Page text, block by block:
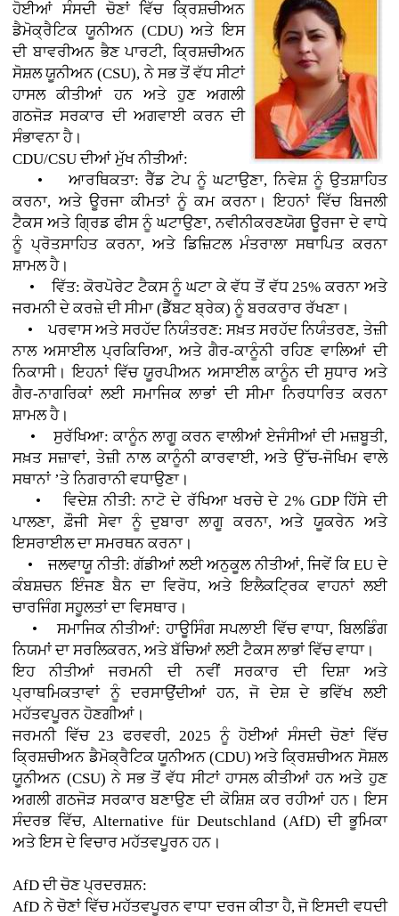
ਹੋਈਆਂ ਸੰਸਦੀ ਚੋਣਾਂ ਵਿੱਚ ਕ੍ਰਿਸ਼ਚੀਅਨ
ਡੈਮੋਕ੍ਰੈਟਿਕ ਯੂਨੀਅਨ (CDU) ਅਤੇ ਇਸ
ਦੀ ਬਾਵਰੀਅਨ ਭੈਣ ਪਾਰਟੀ, ਕ੍ਰਿਸ਼ਚੀਅਨ
ਸੋਸ਼ਲ ਯੂਨੀਅਨ (CSU), ਨੇ ਸਭ ਤੋਂ ਵੱਧ ਸੀਟਾਂ
ਹਾਸਲ ਕੀਤੀਆਂ ਹਨ ਅਤੇ ਹੁਣ ਅਗਲੀ
ਗਠਜੋੜ ਸਰਕਾਰ ਦੀ ਅਗਵਾਈ ਕਰਨ ਦੀ
ਸੰਭਾਵਨਾ ਹੈ।
CDU/CSU ਦੀਆਂ ਮੁੱਖ ਨੀਤੀਆਂ:
• ਆਰਥਿਕਤਾ: ਰੈੱਡ ਟੇਪ ਨੂੰ ਘਟਾਉਣਾ, ਨਿਵੇਸ਼ ਨੂੰ ਉਤਸ਼ਾਹਿਤ
ਕਰਨਾ, ਅਤੇ ਊਰਜਾ ਕੀਮਤਾਂ ਨੂੰ ਕਮ ਕਰਨਾ। ਇਹਨਾਂ ਵਿੱਚ ਬਿਜਲੀ
ਟੈਕਸ ਅਤੇ ਗ੍ਰਿਡ ਫੀਸ ਨੂੰ ਘਟਾਉਣਾ, ਨਵੀਨੀਕਰਣਯੋਗ ਊਰਜਾ ਦੇ ਵਾਧੇ
ਨੂੰ ਪ੍ਰੋਤਸਾਹਿਤ ਕਰਨਾ, ਅਤੇ ਡਿਜ਼ਿਟਲ ਮੰਤਰਾਲਾ ਸਥਾਪਿਤ ਕਰਨਾ
ਸ਼ਾਮਲ ਹੈ।
• ਵਿੱਤ: ਕੋਰਪੋਰੇਟ ਟੈਕਸ ਨੂੰ ਘਟਾ ਕੇ ਵੱਧ ਤੋਂ ਵੱਧ 25% ਕਰਨਾ ਅਤੇ
ਜਰਮਨੀ ਦੇ ਕਰਜ਼ੇ ਦੀ ਸੀਮਾ (ਡੈੱਬਟ ਬ੍ਰੇਕ) ਨੂੰ ਬਰਕਰਾਰ ਰੱਖਣਾ।
• ਪਰਵਾਸ ਅਤੇ ਸਰਹੱਦ ਨਿਯੰਤਰਣ: ਸਖ਼ਤ ਸਰਹੱਦ ਨਿਯੰਤਰਣ, ਤੇਜ਼ੀ
ਨਾਲ ਅਸਾਈਲ ਪ੍ਰਕਿਰਿਆ, ਅਤੇ ਗੈਰ-ਕਾਨੂੰਨੀ ਰਹਿਣ ਵਾਲਿਆਂ ਦੀ
ਨਿਕਾਸੀ। ਇਹਨਾਂ ਵਿੱਚ ਯੂਰਪੀਅਨ ਅਸਾਈਲ ਕਾਨੂੰਨ ਦੀ ਸੁਧਾਰ ਅਤੇ
ਗੈਰ-ਨਾਗਰਿਕਾਂ ਲਈ ਸਮਾਜਿਕ ਲਾਭਾਂ ਦੀ ਸੀਮਾ ਨਿਰਧਾਰਿਤ ਕਰਨਾ
ਸ਼ਾਮਲ ਹੈ।
• ਸੁਰੱਖਿਆ: ਕਾਨੂੰਨ ਲਾਗੂ ਕਰਨ ਵਾਲੀਆਂ ਏਜੰਸੀਆਂ ਦੀ ਮਜ਼ਬੂਤੀ,
ਸਖ਼ਤ ਸਜ਼ਾਵਾਂ, ਤੇਜ਼ੀ ਨਾਲ ਕਾਨੂੰਨੀ ਕਾਰਵਾਈ, ਅਤੇ ਉੱਚ-ਜੋਖਿਮ ਵਾਲੇ
ਸਥਾਨਾਂ ’ਤੇ ਨਿਗਰਾਨੀ ਵਧਾਉਣਾ।
• ਵਿਦੇਸ਼ ਨੀਤੀ: ਨਾਟੋ ਦੇ ਰੱਖਿਆ ਖਰਚੇ ਦੇ 2% GDP ਹਿੱਸੇ ਦੀ
ਪਾਲਣਾ, ਫ਼ੌਜੀ ਸੇਵਾ ਨੂੰ ਦੁਬਾਰਾ ਲਾਗੂ ਕਰਨਾ, ਅਤੇ ਯੂਕਰੇਨ ਅਤੇ
ਇਸਰਾਈਲ ਦਾ ਸਮਰਥਨ ਕਰਨਾ।
• ਜਲਵਾਯੂ ਨੀਤੀ: ਗੱਡੀਆਂ ਲਈ ਅਨੁਕੂਲ ਨੀਤੀਆਂ, ਜਿਵੇਂ ਕਿ EU ਦੇ
ਕੰਬਸ਼ਚਨ ਇੰਜਣ ਬੈਨ ਦਾ ਵਿਰੋਧ, ਅਤੇ ਇਲੈਕਟ੍ਰਿਕ ਵਾਹਨਾਂ ਲਈ
ਚਾਰਜਿੰਗ ਸਹੂਲਤਾਂ ਦਾ ਵਿਸਥਾਰ।
• ਸਮਾਜਿਕ ਨੀਤੀਆਂ: ਹਾਊਸਿੰਗ ਸਪਲਾਈ ਵਿੱਚ ਵਾਧਾ, ਬਿਲਡਿੰਗ
ਨਿਯਮਾਂ ਦਾ ਸਰਲਿਕਰਨ, ਅਤੇ ਬੱਚਿਆਂ ਲਈ ਟੈਕਸ ਲਾਭਾਂ ਵਿੱਚ ਵਾਧਾ।
ਇਹ ਨੀਤੀਆਂ ਜਰਮਨੀ ਦੀ ਨਵੀਂ ਸਰਕਾਰ ਦੀ ਦਿਸ਼ਾ ਅਤੇ
ਪ੍ਰਾਥਮਿਕਤਾਵਾਂ ਨੂੰ ਦਰਸਾਉਂਦੀਆਂ ਹਨ, ਜੋ ਦੇਸ਼ ਦੇ ਭਵਿੱਖ ਲਈ
ਮਹੱਤਵਪੂਰਨ ਹੋਣਗੀਆਂ।
ਜਰਮਨੀ ਵਿੱਚ 23 ਫਰਵਰੀ, 2025 ਨੂੰ ਹੋਈਆਂ ਸੰਸਦੀ ਚੋਣਾਂ ਵਿੱਚ
ਕ੍ਰਿਸ਼ਚੀਅਨ ਡੈਮੋਕ੍ਰੈਟਿਕ ਯੂਨੀਅਨ (CDU) ਅਤੇ ਕ੍ਰਿਸ਼ਚੀਅਨ ਸੋਸ਼ਲ
ਯੂਨੀਅਨ (CSU) ਨੇ ਸਭ ਤੋਂ ਵੱਧ ਸੀਟਾਂ ਹਾਸਲ ਕੀਤੀਆਂ ਹਨ ਅਤੇ ਹੁਣ
ਅਗਲੀ ਗਠਜੋੜ ਸਰਕਾਰ ਬਣਾਉਣ ਦੀ ਕੋਸ਼ਿਸ਼ ਕਰ ਰਹੀਆਂ ਹਨ। ਇਸ
ਸੰਦਰਭ ਵਿੱਚ, Alternative für Deutschland (AfD) ਦੀ ਭੂਮਿਕਾ
ਅਤੇ ਇਸ ਦੇ ਵਿਚਾਰ ਮਹੱਤਵਪੂਰਨ ਹਨ।
AfD ਦੀ ਚੋਣ ਪ੍ਰਦਰਸ਼ਨ:
AfD ਨੇ ਚੋਣਾਂ ਵਿੱਚ ਮਹੱਤਵਪੂਰਨ ਵਾਧਾ ਦਰਜ ਕੀਤਾ ਹੈ, ਜੋ ਇਸਦੀ ਵਧਦੀ